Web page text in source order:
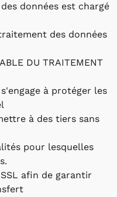
données est chargé
des données
DU TRAITEMENT
à protéger les
à des tiers sans
pour lesquelles
afin de garantir